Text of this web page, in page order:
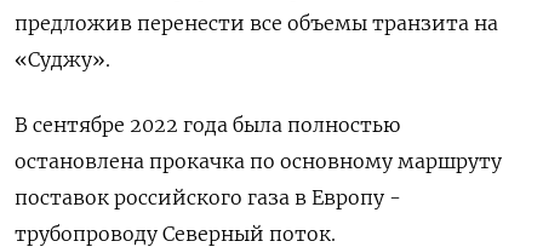
предложив перенести все объемы транзита на
«Суджу».
В сентябре 2022 года была полностью
остановлена прокачка по основному маршруту
поставок российского газа в Европу -
трубопроводу Северный поток.